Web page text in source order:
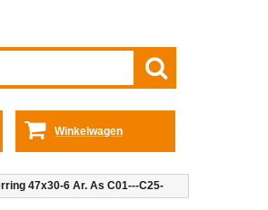
Winkelwagen
47x30-6 Ar. As C01---C25-